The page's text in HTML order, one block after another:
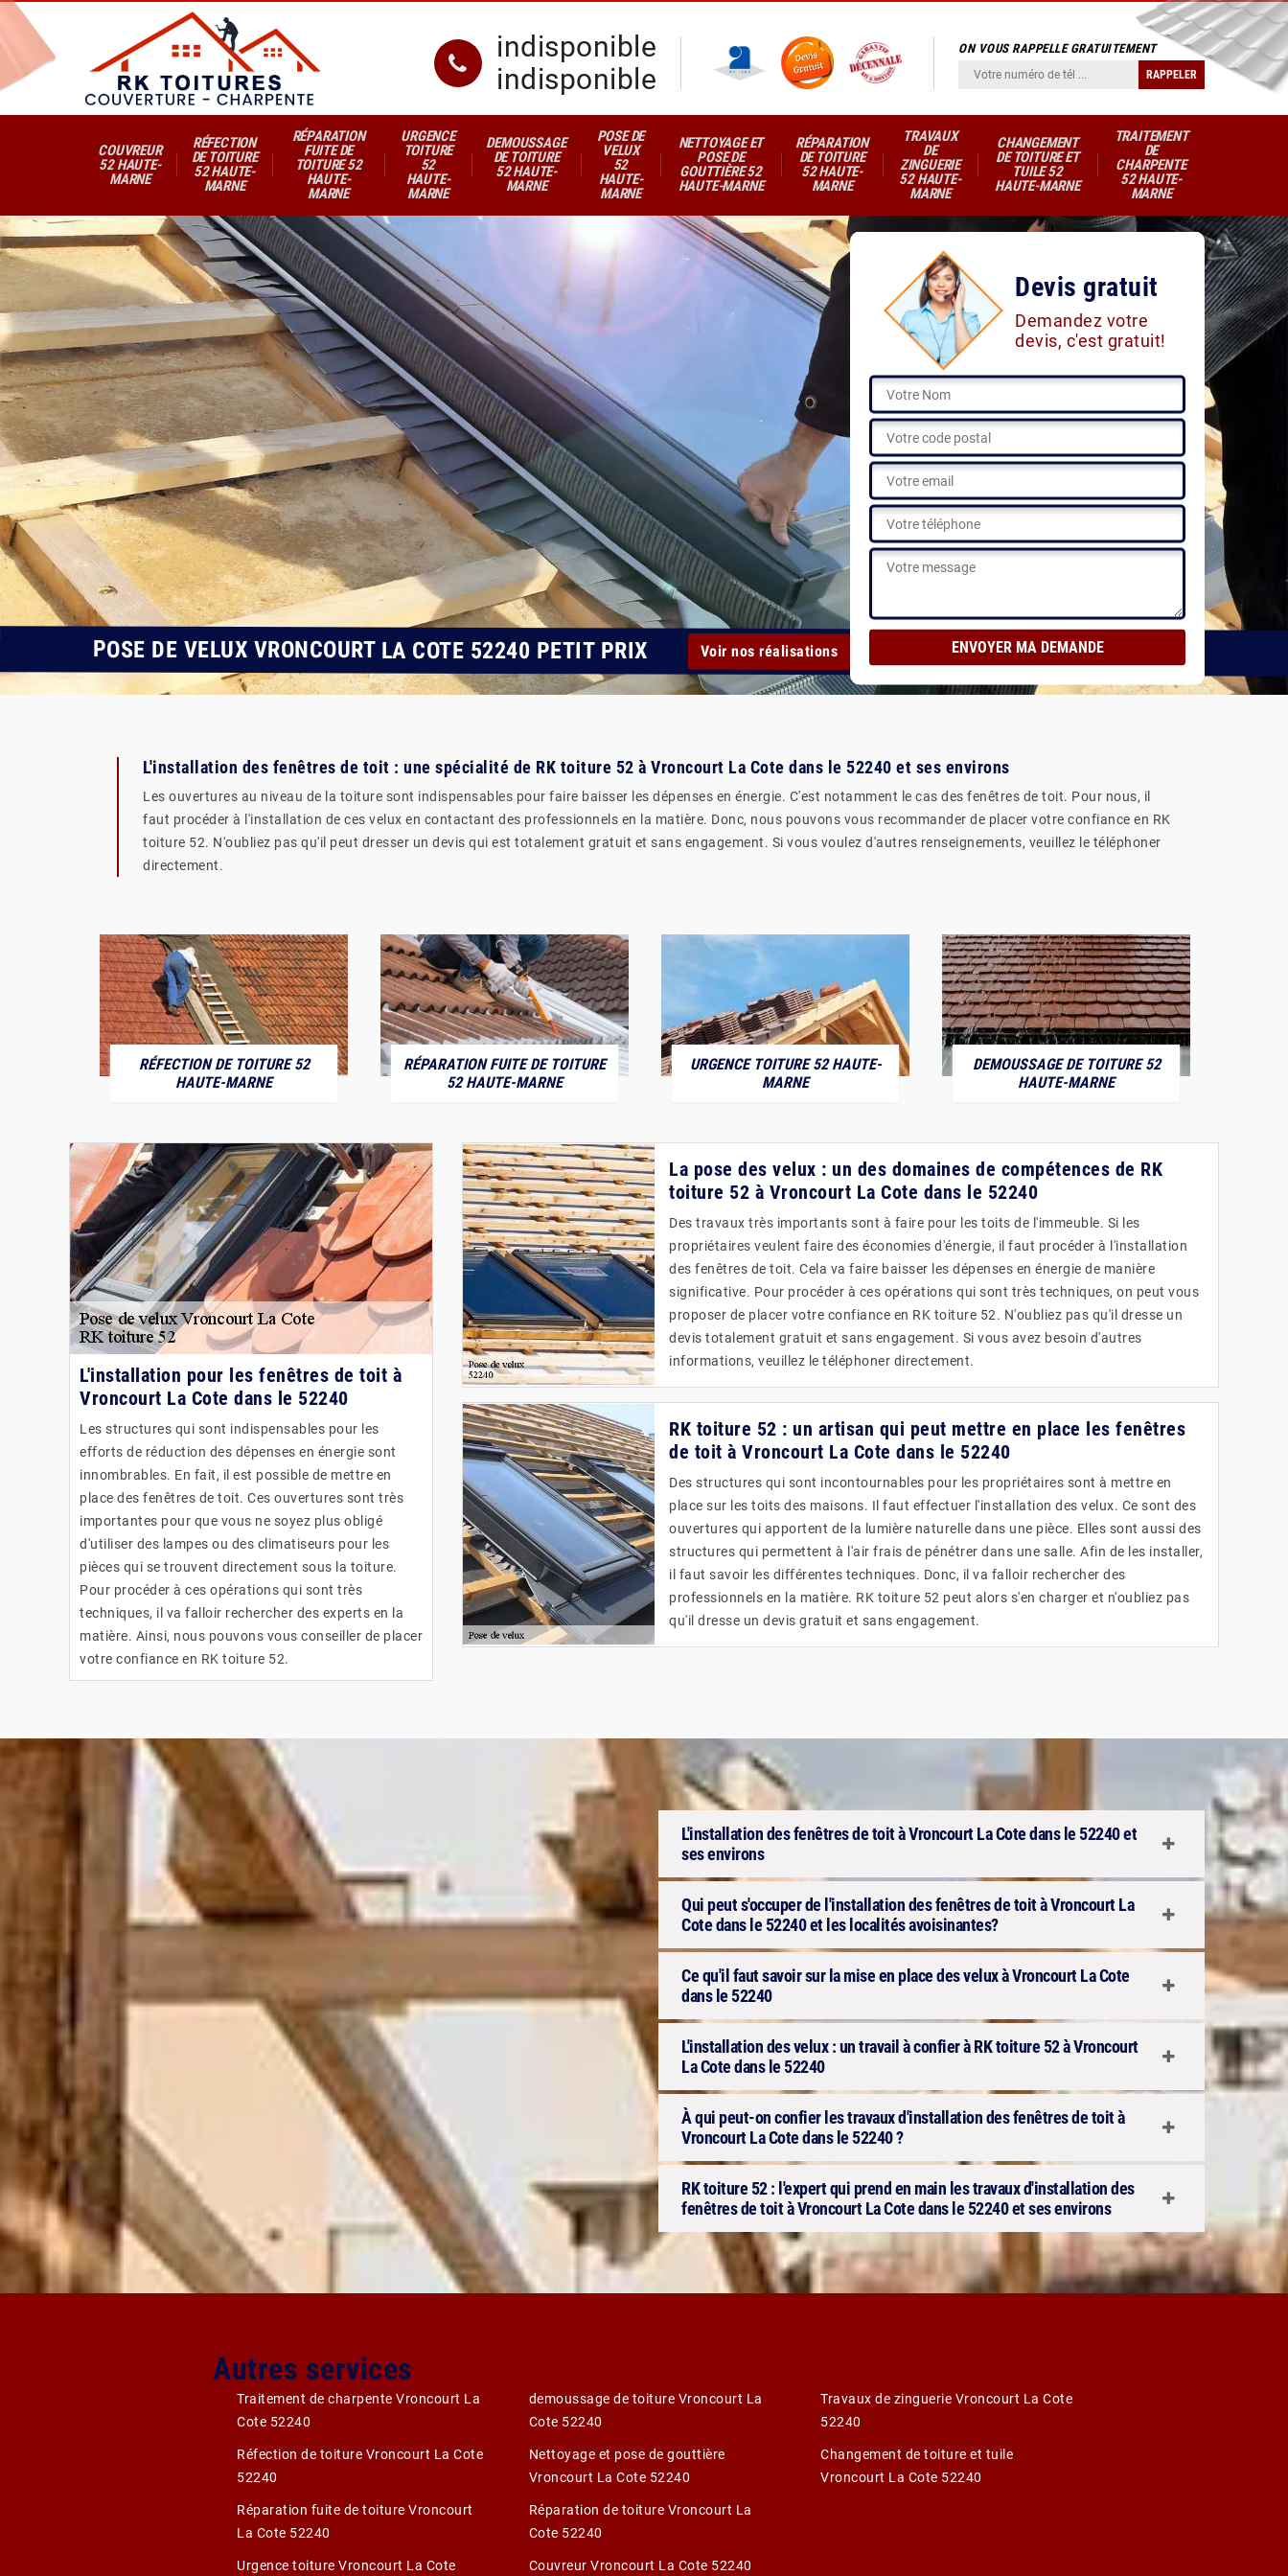
indisponible
indisponible
ON VOUS RAPPELLE GRATUITEMENT
COUVREUR
52 HAUTE-
MARNE
RÉFECTION
DE TOITURE
52 HAUTE-
MARNE
RÉPARATION
FUITE DE
TOITURE 52
HAUTE-
MARNE
URGENCE
TOITURE
52
HAUTE-
MARNE
DEMOUSSAGE
DE TOITURE
52 HAUTE-
MARNE
POSE DE
VELUX
52
HAUTE-
MARNE
NETTOYAGE ET
POSE DE
GOUTTIÈRE 52
HAUTE-MARNE
RÉPARATION
DE TOITURE
52 HAUTE-
MARNE
TRAVAUX
DE
ZINGUERIE
52 HAUTE-
MARNE
CHANGEMENT
DE TOITURE ET
TUILE 52
HAUTE-MARNE
TRAITEMENT
DE
CHARPENTE
52 HAUTE-
MARNE
Devis gratuit
Demandez votre
devis, c'est gratuit!
POSE DE VELUX VRONCOURT LA COTE 52240 PETIT PRIX Voir nos réalisations
L'installation des fenêtres de toit : une spécialité de RK toiture 52 à Vroncourt La Cote dans le 52240 et ses environs
Les ouvertures au niveau de la toiture sont indispensables pour faire baisser les dépenses en énergie. C'est notamment le cas des fenêtres de toit. Pour nous, il
faut procéder à l'installation de ces velux en contactant des professionnels en la matière. Donc, nous pouvons vous recommander de placer votre confiance en RK
toiture 52. N'oubliez pas qu'il peut dresser un devis qui est totalement gratuit et sans engagement. Si vous voulez d'autres renseignements, veuillez le téléphoner
directement.
RÉFECTION DE TOITURE 52
HAUTE-MARNE
RÉPARATION FUITE DE TOITURE
52 HAUTE-MARNE
URGENCE TOITURE 52 HAUTE-
MARNE
DEMOUSSAGE DE TOITURE 52
HAUTE-MARNE
L'installation pour les fenêtres de toit à
Vroncourt La Cote dans le 52240
Les structures qui sont indispensables pour les
efforts de réduction des dépenses en énergie sont
innombrables. En fait, il est possible de mettre en
place des fenêtres de toit. Ces ouvertures sont très
importantes pour que vous ne soyez plus obligé
d'utiliser des lampes ou des climatiseurs pour les
pièces qui se trouvent directement sous la toiture.
Pour procéder à ces opérations qui sont très
techniques, il va falloir rechercher des experts en la
matière. Ainsi, nous pouvons vous conseiller de placer
votre confiance en RK toiture 52.
La pose des velux : un des domaines de compétences de RK
toiture 52 à Vroncourt La Cote dans le 52240
Des travaux très importants sont à faire pour les toits de l'immeuble. Si les
propriétaires veulent faire des économies d'énergie, il faut procéder à l'installation
des fenêtres de toit. Cela va faire baisser les dépenses en énergie de manière
significative. Pour procéder à ces opérations qui sont très techniques, on peut vous
proposer de placer votre confiance en RK toiture 52. N'oubliez pas qu'il dresse un
devis totalement gratuit et sans engagement. Si vous avez besoin d'autres
informations, veuillez le téléphoner directement.
RK toiture 52 : un artisan qui peut mettre en place les fenêtres
de toit à Vroncourt La Cote dans le 52240
Des structures qui sont incontournables pour les propriétaires sont à mettre en
place sur les toits des maisons. Il faut effectuer l'installation des velux. Ce sont des
ouvertures qui apportent de la lumière naturelle dans une pièce. Elles sont aussi des
structures qui permettent à l'air frais de pénétrer dans une salle. Afin de les installer,
il faut savoir les différentes techniques. Donc, il va falloir rechercher des
professionnels en la matière. RK toiture 52 peut alors s'en charger et n'oubliez pas
qu'il dresse un devis gratuit et sans engagement.
L'installation des fenêtres de toit à Vroncourt La Cote dans le 52240 et
ses environs
Qui peut s'occuper de l'installation des fenêtres de toit à Vroncourt La
Cote dans le 52240 et les localités avoisinantes?
Ce qu'il faut savoir sur la mise en place des velux à Vroncourt La Cote
dans le 52240
L'installation des velux : un travail à confier à RK toiture 52 à Vroncourt
La Cote dans le 52240
À qui peut-on confier les travaux d'installation des fenêtres de toit à
Vroncourt La Cote dans le 52240 ?
RK toiture 52 : l'expert qui prend en main les travaux d'installation des
fenêtres de toit à Vroncourt La Cote dans le 52240 et ses environs
Autres services
Traitement de charpente Vroncourt La
Cote 52240
Réfection de toiture Vroncourt La Cote
52240
Réparation fuite de toiture Vroncourt
La Cote 52240
Urgence toiture Vroncourt La Cote
demoussage de toiture Vroncourt La
Cote 52240
Nettoyage et pose de gouttière
Vroncourt La Cote 52240
Réparation de toiture Vroncourt La
Cote 52240
Couvreur Vroncourt La Cote 52240
Travaux de zinguerie Vroncourt La Cote
52240
Changement de toiture et tuile
Vroncourt La Cote 52240